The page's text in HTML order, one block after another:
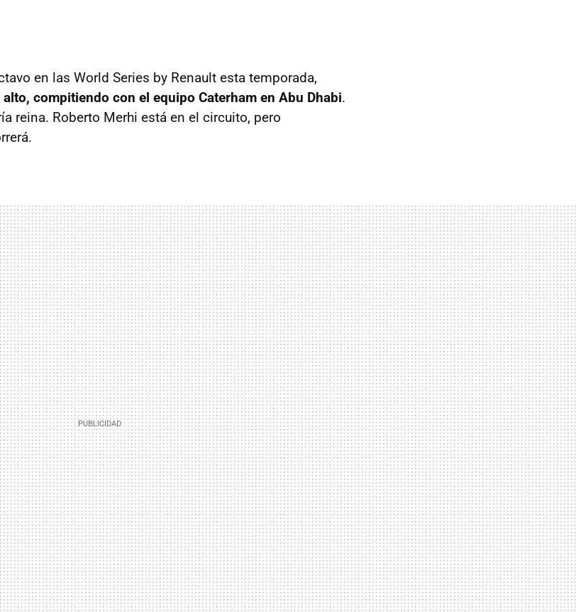
en las World Series by Renault esta temporada,
compitiendo con el equipo Caterham en Abu Dhabi.
reina. Roberto Merhi está en el circuito, pero